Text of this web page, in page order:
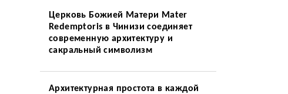
Церковь Божией Матери Mater
Redemptoris в Чинизи соединяет
современную архитектуру и
сакральный символизм
Архитектурная простота в каждой